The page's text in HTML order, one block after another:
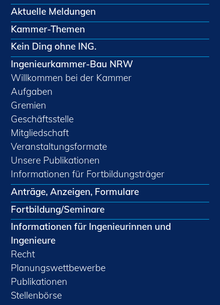
Aktuelle Meldungen
Kammer-Themen
Kein Ding ohne ING.
Ingenieurkammer-Bau NRW
Willkommen bei der Kammer
Aufgaben
Gremien
Geschäftsstelle
Mitgliedschaft
Veranstaltungsformate
Unsere Publikationen
Informationen für Fortbildungsträger
Anträge, Anzeigen, Formulare
Fortbildung/Seminare
Informationen für Ingenieurinnen und
Ingenieure
Recht
Planungswettbewerbe
Publikationen
Stellenbörse